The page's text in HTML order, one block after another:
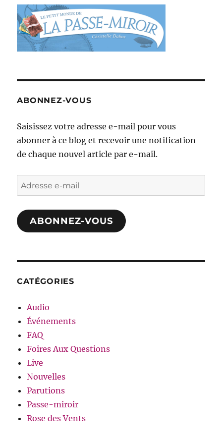
ABONNEZ-VOUS
Saisissez votre adresse e-mail pour vous
abonner à ce blog et recevoir une notification
de chaque nouvel article par e-mail.
Adresse
e-
mail
ABONNEZ-VOUS
CATÉGORIES
Audio
Événements
FAQ
Foires Aux Questions
Live
Nouvelles
Parutions
Passe-miroir
Rose des Vents